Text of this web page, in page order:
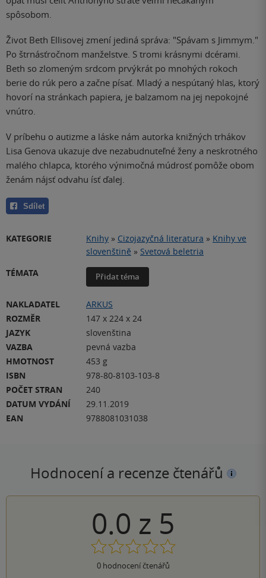
spôsobom.
Život Beth Ellisovej zmení jediná správa: "Spávam s Jimmym."
Po štrnásťročnom manželstve. S tromi krásnymi dcérami.
Beth so zlomeným srdcom prvýkrát po mnohých rokoch
berie do rúk pero a začne písať. Mladý a nespútaný hlas, ktorý
hovorí na stránkach papiera, je balzamom na jej nepokojné
vnútro.
V príbehu o autizme a láske nám autorka knižných trhákov
Lisa Genova ukazuje dve nezabudnuteľné ženy a neskrotného
malého chlapca, ktorého výnimočná múdrosť pomôže obom
ženám nájsť odvahu ísť ďalej.
Sdílet
KATEGORIE Knihy » Cizojazyčná literatura » Knihy ve
slovenštině » Svetová beletria
TÉMATA
Přidat téma
NAKLADATEL
ARKUS
ROZMĚR
147 x 224 x 24
JAZYK
slovenština
VAZBA
pevná vazba
HMOTNOST
453 g
ISBN
978-80-8103-103-8
POČET STRAN
240
DATUM VYDÁNÍ
29.11.2019
EAN
9788081031038
Hodnocení a recenze čtenářů
0.0 z 5
0hodnocení čtenářů